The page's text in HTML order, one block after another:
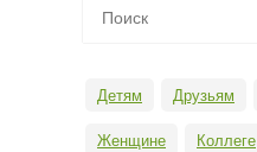
Детям Друзьям
Женщине
Коллеге